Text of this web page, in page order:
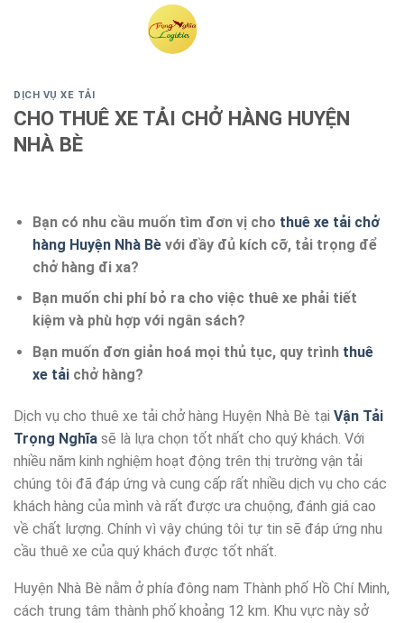
DỊCH VỤ XE TẢI
CHO THUÊ XE TẢI CHỞ HÀNG HUYỆN
NHÀ BÈ
Bạn có nhu cầu muốn tìm đơn vị cho thuê xe tải chở
hàng Huyện Nhà Bèvới đầy đủ kích cỡ, tải trọng để
chở hàng đi xa?
Bạn muốn chi phí bỏ ra cho việc thuê xe phải tiết
kiệm và phù hợp với ngân sách?
Bạn muốn đơn giản hoá mọi thủ tục, quy trình thuê
xe tảichở hàng?
Dịch vụ cho thuê xe tải chở hàng Huyện Nhà Bè tại Vận Tải
Trọng Nghĩa sẽ là lựa chọn tốt nhất cho quý khách. Với
nhiều năm kinh nghiệm hoạt động trên thị trường vận tải
chúng tôi đã đáp ứng và cung cấp rất nhiều dịch vụ cho các
khách hàng của mình và rất được ưa chuộng, đánh giá cao
về chất lượng. Chính vì vậy chúng tôi tự tin sẽ đáp ứng nhu
cầu thuê xe của quý khách được tốt nhất.
Huyện Nhà Bè nằm ở phía đông nam Thành phố Hồ Chí Minh,
cách trung tâm thành phố khoảng 12 km. Khu vực này sở